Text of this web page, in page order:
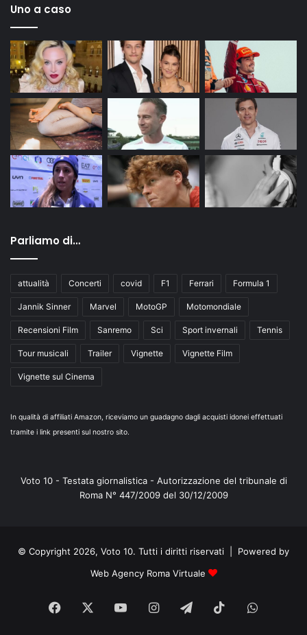
Uno a caso
Parliamo di…
attualità Concerti covid F1 Ferrari Formula 1
Jannik Sinner Marvel MotoGP Motomondiale
Recensioni Film Sanremo Sci Sport invernali Tennis
Tour musicali Trailer Vignette Vignette Film
Vignette sul Cinema
In qualità di affiliati Amazon, riceviamo un guadagno dagli acquisti idonei effettuati
tramite i link presenti sul nostro sito.
Voto 10 - Testata giornalistica - Autorizzazione del tribunale di
Roma N° 447/2009 del 30/12/2009
© Copyright 2026, Voto 10. Tutti i diritti riservati | Powered by
Web Agency Roma Virtuale
Facebook You Instagram
TelegramTikTok